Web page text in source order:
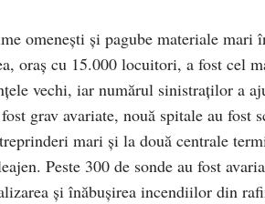
omeneşti şi pagube materiale
oraş cu 15.000 locuitori, a fost cel
vechi, iar numărul sinistraţilor a
grav avariate, nouă spitale au fost
mari şi la două centrale
Peste 300 de sonde au fost
şi înăbuşirea incendiilor din